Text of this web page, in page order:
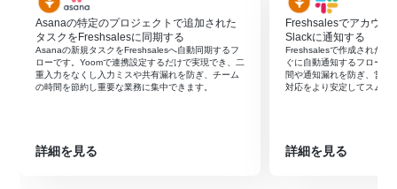
オペレーションで、更新された取引の詳細情報を
Freshsalesから取得します
次に、分岐機能を設定し、取得した情報をもとに後続の
処理を条件に応じて分岐させます
AI機能を活用して、取引情報から予定作成に必要なテキス
し、抽出したテキストを基に予定を登録します
最後に、Freshsalesの「ノートの新規作成」アクション
Asanaの特定のプロジェクトで追加された
タスクをFreshsalesに同期する
Asanaの新規タスクをFreshsalesへ自動同期するフ
ローです。Yoomで連携設定するだけで実現でき、二
重入力をなくし入力ミスや共有漏れを防ぎ、チーム
の時間を節約し重要な業務に集中できます。
詳細を見る
Freshsalesでアカウン
Slackに通知する
Freshsalesで作成されたア
ぐに自動通知するフローで
間や通知漏れを防ぎ、営業
対応をより安定してスムー
詳細を見る